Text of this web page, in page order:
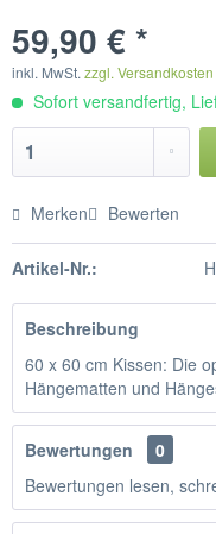
59,90 € *
inkl. MwSt. zzgl. Versandkosten
Sofort versandfertig,
Merken Bewerten
Artikel-Nr.:
Beschreibung
60 x 60 cm Kissen: Die
Hängematten und
Bewertungen
0
Bewertungen lesen,